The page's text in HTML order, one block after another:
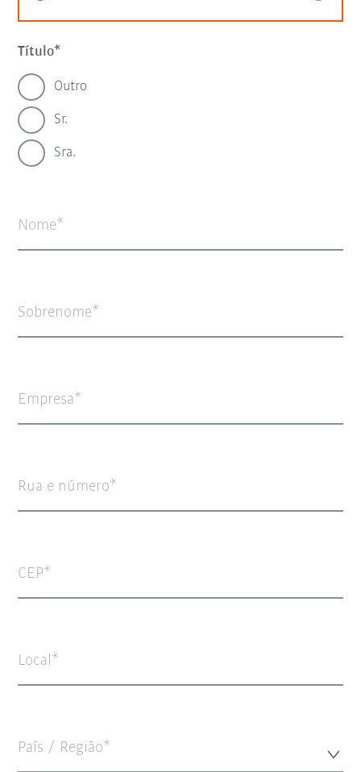
Título
Outro
Sr.
Sra.
Nome
Sobrenome
Empresa
Rua e número
CEP
Local
País / Região*